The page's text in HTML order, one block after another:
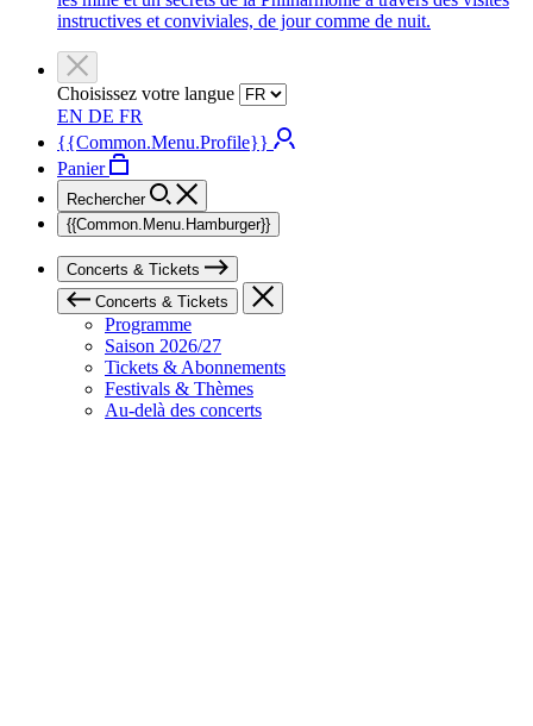
instructives et conviviales, de jour comme de nuit.
Choisissez votre langue
EN DE FR
{{Common.Menu.Profile}}
Panier
Rechercher
{{Common.Menu.Hamburger}}
Concerts & Tickets
Concerts & Tickets
Programme
Saison 2026/27
Tickets & Abonnements
Festivals & Thèmes
Au-delà des concerts